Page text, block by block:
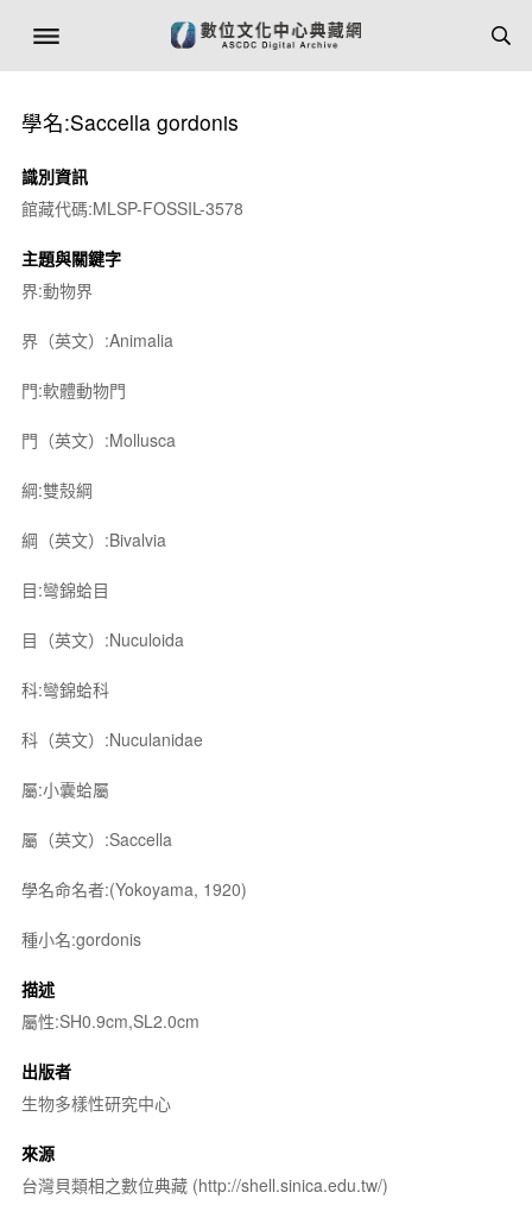
學名:Saccella gordonis
識別資訊
館藏代碼:MLSP-FOSSIL-3578
主題與關鍵字
界:動物界
界（英文）:Animalia
門:軟體動物門
門（英文）:Mollusca
綱:雙殼綱
綱（英文）:Bivalvia
目:彎錦蛤目
目（英文）:Nuculoida
科:彎錦蛤科
科（英文）:Nuculanidae
屬:小囊蛤屬
屬（英文）:Saccella
學名命名者:(Yokoyama, 1920)
種小名:gordonis
描述
屬性:SH0.9cm,SL2.0cm
出版者
生物多樣性研究中心
來源
台灣貝類相之數位典藏 (http://shell.sinica.edu.tw/)